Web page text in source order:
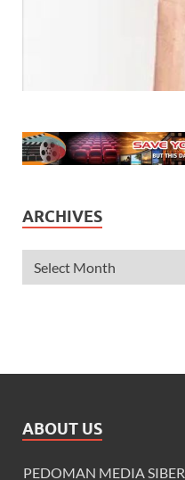
ARCHIVES
ABOUT US
PEDOMAN MEDIA SIBER